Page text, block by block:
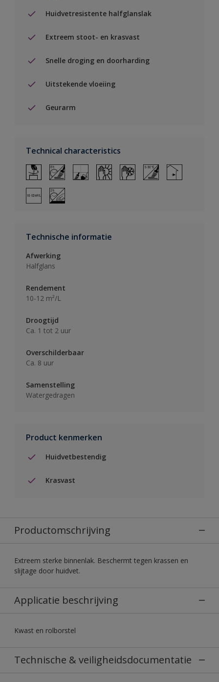
Huidvetresistente halfglanslak
Extreem stoot- en krasvast
Snelle droging en doorharding
Uitstekende vloeiing
Geurarm
Technical characteristics
Technische informatie
Afwerking
Halfglans
Rendement
10-12 m²/L
Droogtijd
Ca. 1 tot 2 uur
Overschilderbaar
Ca. 8 uur
Samenstelling
Watergedragen
Product kenmerken
Huidvetbestendig
Krasvast
Productomschrijving
Extreem sterke binnenlak. Beschermt tegen krassen en
slijtage door huidvet.
Applicatie beschrijving
Kwast en rolborstel
Technische & veiligheidsdocumentatie